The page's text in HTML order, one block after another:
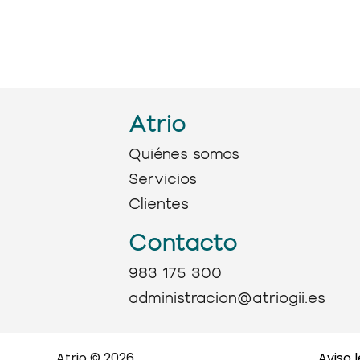
Atrio
Quiénes somos
Servicios
Clientes
Contacto
983 175 300
administracion@atriogii.es